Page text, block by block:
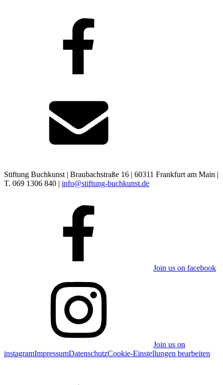
Stiftung Buchkunst | Braubachstraße 16 | 60311 Frankfurt am Main |
T. 069 1306 840 | info@stiftung-buchkunst.de
Join us on facebook
Join us on
instagramImpressumDatenschutzCookie-Einstellungen bearbeiten